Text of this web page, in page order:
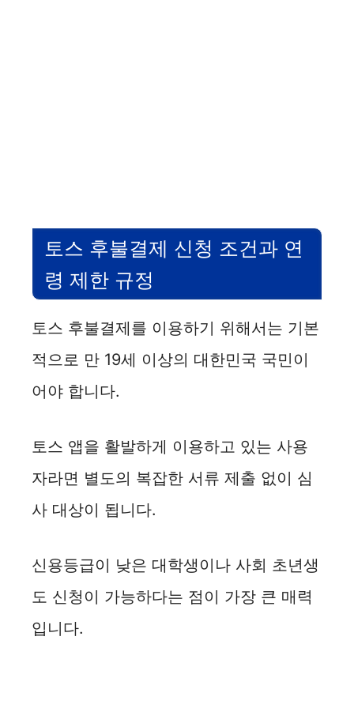
토스 후불결제 신청 조건과 연
령 제한 규정
토스 후불결제를 이용하기 위해서는 기본
적으로 만 19세 이상의 대한민국 국민이
어야 합니다.
토스 앱을 활발하게 이용하고 있는 사용
자라면 별도의 복잡한 서류 제출 없이 심
사 대상이 됩니다.
신용등급이 낮은 대학생이나 사회 초년생
도 신청이 가능하다는 점이 가장 큰 매력
입니다.